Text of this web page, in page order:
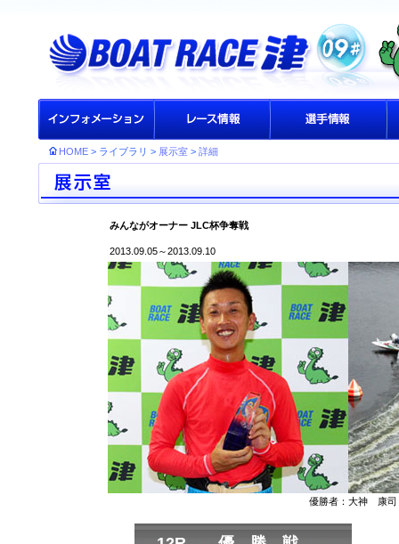
HOME > ライブラリ > 展示室 > 詳細
みんながオーナー JLC杯争奪戦
2013.09.05～2013.09.10
優勝者：大神 康司